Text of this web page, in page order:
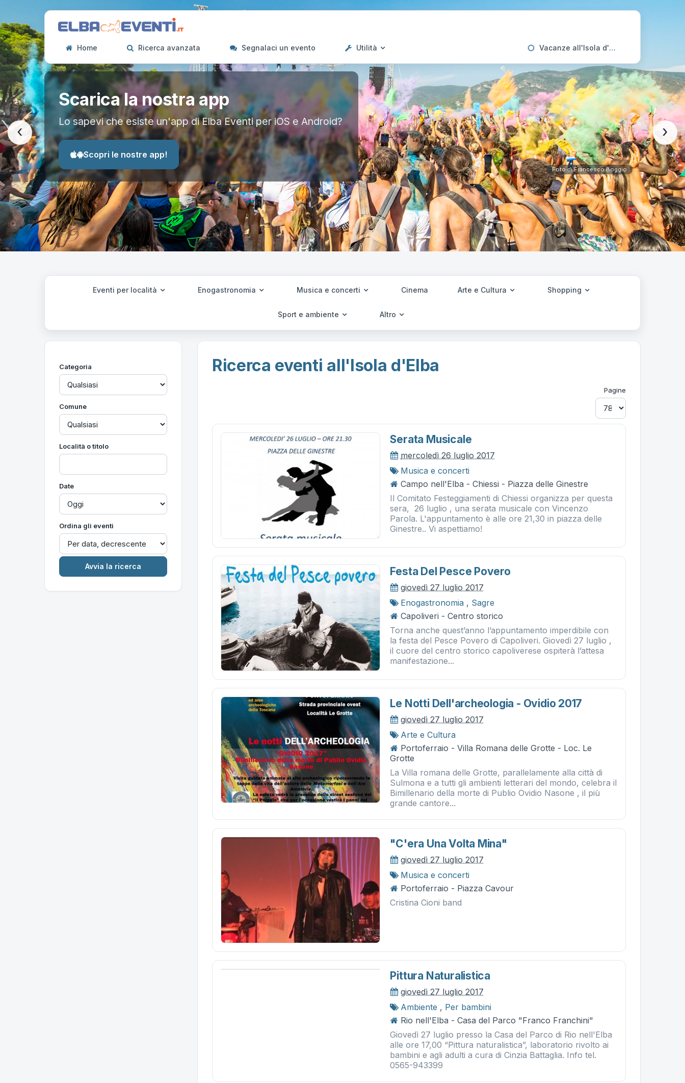
Home Ricerca avanzata Segnalaci un evento Utilità Vacanze all'Isola d'Elba
Scarica la nostra app
Lo sapevi che esiste un'app di Elba Eventi per iOS e Android?
Scopri le nostre app!
Foto di Francesco Boggio
‹ ›
Eventi per località Enogastronomia Musica e concerti Cinema Arte e Cultura Shopping
Sport e ambiente Altro
Categoria
Comune
Località o titolo
Date
Ordina gli eventi
Ricerca eventi all'Isola d'Elba
Pagine
Serata Musicale
mercoledì 26 luglio 2017
Musica e concerti
Campo nell'Elba - Chiessi - Piazza delle Ginestre
Il Comitato Festeggiamenti di Chiessi organizza per questa
sera, 26 luglio , una serata musicale con Vincenzo
Parola. L'appuntamento è alle ore 21,30 in piazza delle
Ginestre.. Vi aspettiamo!
Festa Del Pesce Povero
giovedì 27 luglio 2017
Enogastronomia , Sagre
Capoliveri - Centro storico
Torna anche quest’anno l’appuntamento imperdibile con
la festa del Pesce Povero di Capoliveri. Giovedì 27 luglio ,
il cuore del centro storico capoliverese ospiterà l’attesa
manifestazione...
Le Notti Dell'archeologia - Ovidio 2017
giovedì 27 luglio 2017
Arte e Cultura
Portoferraio - Villa Romana delle Grotte - Loc. Le
Grotte
La Villa romana delle Grotte, parallelamente alla città di
Sulmona e a tutti gli ambienti letterari del mondo, celebra il
Bimillenario della morte di Publio Ovidio Nasone , il più
grande cantore...
"c'era Una Volta Mina"
giovedì 27 luglio 2017
Musica e concerti
Portoferraio - Piazza Cavour
Cristina Cioni band
Pittura Naturalistica
giovedì 27 luglio 2017
Ambiente , Per bambini
Rio nell'Elba - Casa del Parco "Franco Franchini"
Giovedì 27 luglio presso la Casa del Parco di Rio nell'Elba
alle ore 17,00 “Pittura naturalistica”, laboratorio rivolto ai
bambini e agli adulti a cura di Cinzia Battaglia. Info tel.
0565-943399